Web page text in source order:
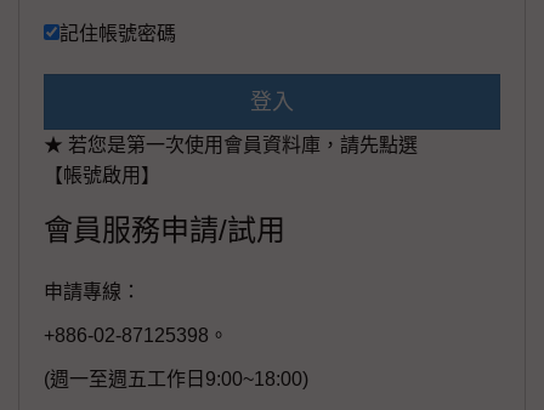
記住帳號密碼
登入
★ 若您是第一次使用會員資料庫，請先點選
【帳號啟用】
會員服務申請/試用
申請專線：
+886-02-87125398。
(週一至週五工作日9:00~18:00)